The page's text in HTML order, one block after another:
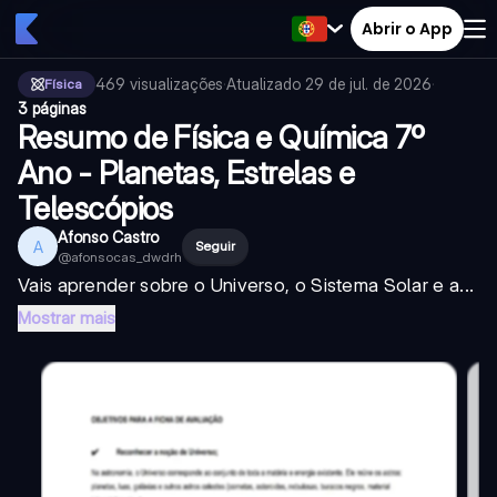
Abrir o App
Física 469 visualizações·Atualizado 29 de jul. de 2026·
3 páginas
Resumo de Física e Química 7º
Ano - Planetas, Estrelas e
Telescópios
A Afonso Castro
@afonsocas_dwdrh
Seguir
Vais aprender sobre o Universo, o Sistema Solar e a...
Mostrar mais